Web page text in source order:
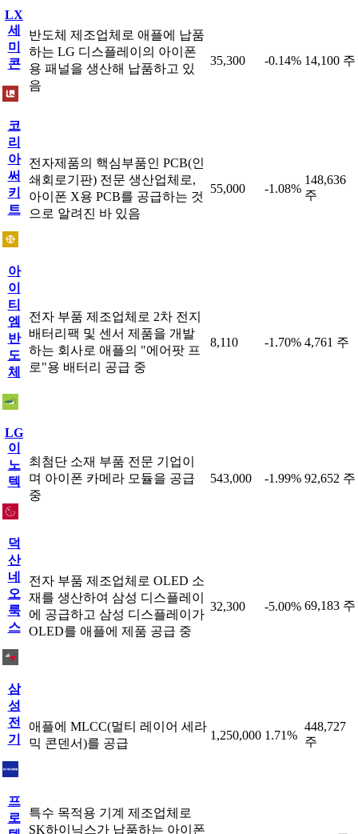
LX
세
미
콘
반도체 제조업체로 애플에 납품
하는 LG 디스플레이의 아이폰
용 패널을 생산해 납품하고 있
음
35,300 -0.14% 14,100 주
코
리
아
써
키
트
전자제품의 핵심부품인 PCB(인
쇄회로기판) 전문 생산업체로,
아이폰 X용 PCB를 공급하는 것
으로 알려진 바 있음
55,000 -1.08%
148,636
주
아
이
티
엠
반
도
체
전자 부품 제조업체로 2차 전지
배터리팩 및 센서 제품을 개발
하는 회사로 애플의 "에어팟 프
로"용 배터리 공급 중
8,110 -1.70% 4,761 주
LG
이
노
텍
최첨단 소재 부품 전문 기업이
며 아이폰 카메라 모듈을 공급
중
543,000 -1.99% 92,652 주
덕
산
네
오
룩
스
전자 부품 제조업체로 OLED 소
재를 생산하여 삼성 디스플레이
에 공급하고 삼성 디스플레이가
OLED를 애플에 제품 공급 중
32,300 -5.00% 69,183 주
삼
성
전
기
애플에 MLCC(멀티 레이어 세라
믹 콘덴서)를 공급
1,250,000 1.71%
448,727
주
프
로
특수 목적용 기계 제조업체로
SK하이닉스가 납품하는 아이폰